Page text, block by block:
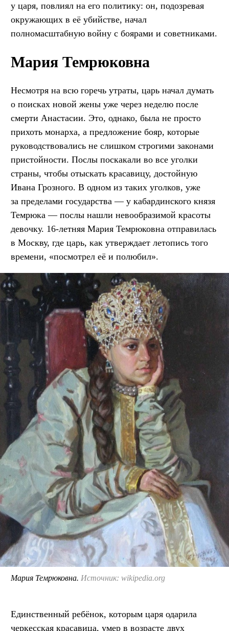
у царя, повлиял на его политику: он, подозревая
окружающих в её убийстве, начал
полномасштабную войну с боярами и советниками.
Мария Темрюковна
Несмотря на всю горечь утраты, царь начал думать
о поисках новой жены уже через неделю после
смерти Анастасии. Это, однако, была не просто
прихоть монарха, а предложение бояр, которые
руководствовались не слишком строгими законами
пристойности. Послы поскакали во все уголки
страны, чтобы отыскать красавицу, достойную
Ивана Грозного. В одном из таких уголков, уже
за пределами государства — у кабардинского князя
Темрюка — послы нашли невообразимой красоты
девочку. 16-летняя Мария Темрюковна отправилась
в Москву, где царь, как утверждает летопись того
времени, «посмотрел её и полюбил».
Мария Темрюковна. Источник: wikipedia.org
Единственный ребёнок, которым царя одарила
черкесская красавица, умер в возрасте двух